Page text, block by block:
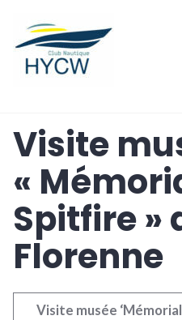
contenu
Visite
«
Spitfire »
Florenne
Visite musée